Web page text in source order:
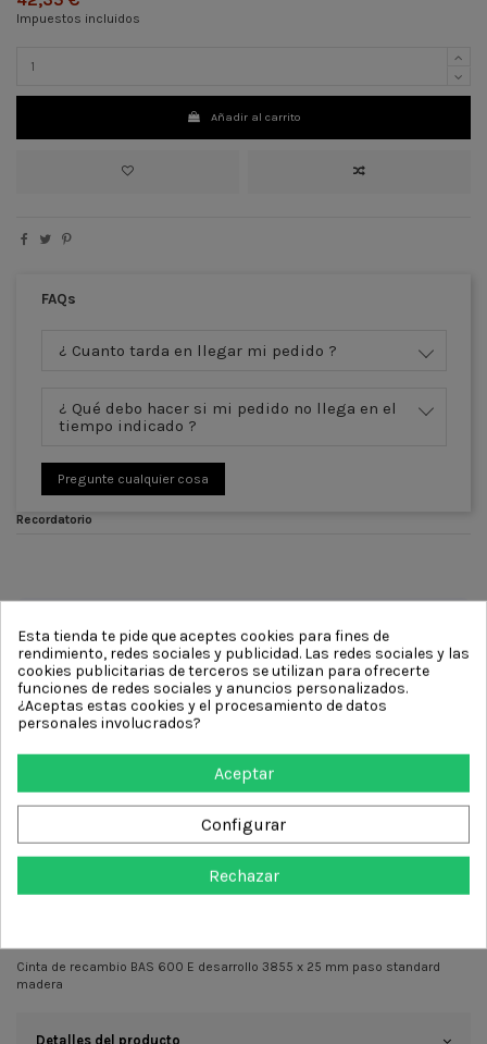
Impuestos incluidos
Añadir al carrito
FAQs
¿ Cuanto tarda en llegar mi pedido ?
¿ Qué debo hacer si mi pedido no llega en el
tiempo indicado ?
Pregunte cualquier cosa
Recordatorio
Descripción
Cinta de recambio BAS 600 E desarrollo 3855 x 25 mm paso standard
madera
Detalles del producto
Esta tienda te pide que aceptes cookies para fines de
rendimiento, redes sociales y publicidad. Las redes sociales y las
cookies publicitarias de terceros se utilizan para ofrecerte
funciones de redes sociales y anuncios personalizados.
¿Aceptas estas cookies y el procesamiento de datos
personales involucrados?
Aceptar
Configurar
Rechazar